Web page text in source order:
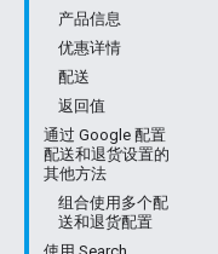
产品信息
优惠详情
配送
返回值
通过 Google 配置
配送和退货设置的
其他方法
组合使用多个配
送和退货配置